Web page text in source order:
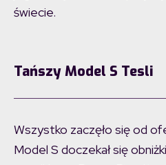
świecie.
Tańszy Model S Tesli
Wszystko zaczęło się od
Model S doczekał się